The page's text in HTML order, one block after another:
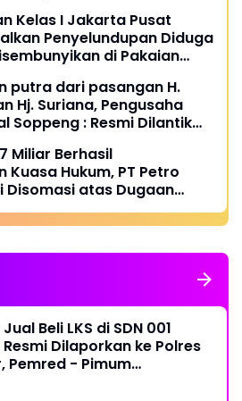
Kelas I Jakarta Pusat
Penyelundupan Diduga
di Pakaian
putra dari pasangan H.
Hj. Suriana, Pengusaha
Soppeng : Resmi Dilantik
Miliar Berhasil
Kuasa Hukum, PT Petro
Disomasi atas Dugaan
Success Fee
Beli LKS di SDN 001
Dilaporkan ke Polres
Pemred - Pimum